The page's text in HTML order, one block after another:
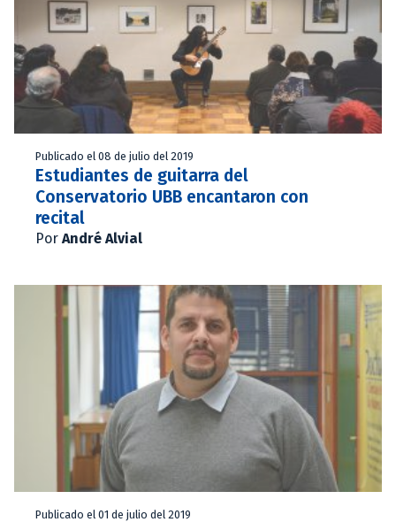
Publicado el 08 de julio del 2019
Estudiantes de guitarra del
Conservatorio UBB encantaron con
recital
Por André Alvial
Publicado el 01 de julio del 2019